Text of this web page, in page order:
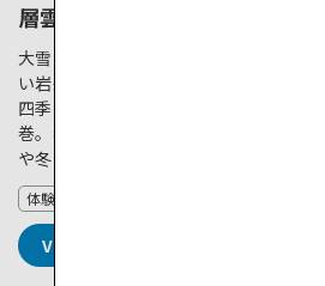
層雲峡
大雪山国立公園内、石狩川に沿って約
い岩壁と流れ落ちる滝が特徴の渓谷です
四季折々の自然の美しさが魅力で、特
巻。冬に開催される「氷瀑まつり」で
や冬の花火など、北海道の冬を存分に
体験
VIEW DETAILS